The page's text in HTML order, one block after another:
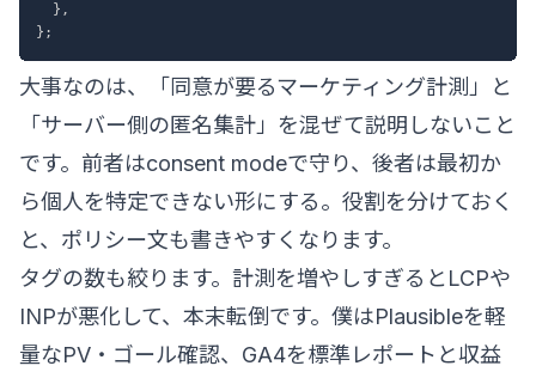
} ,
} ;
大事なのは、「同意が要るマーケティング計測」と
「サーバー側の匿名集計」を混ぜて説明しないこと
です。前者はconsent modeで守り、後者は最初か
ら個人を特定できない形にする。役割を分けておく
と、ポリシー文も書きやすくなります。
タグの数も絞ります。計測を増やしすぎるとLCPや
INPが悪化して、本末転倒です。僕はPlausibleを軽
量なPV・ゴール確認、GA4を標準レポートと収益